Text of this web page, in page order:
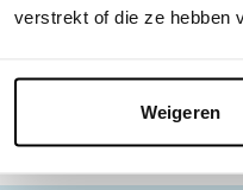
verstrekt of die ze hebben
Weigeren